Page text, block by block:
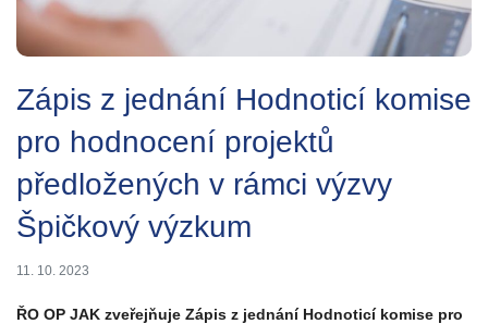
Zápis z jednání Hodnoticí komise
pro hodnocení projektů
předložených v rámci výzvy
Špičkový výzkum
11. 10. 2023
ŘO OP JAK zveřejňuje Zápis z jednání Hodnoticí komise pro